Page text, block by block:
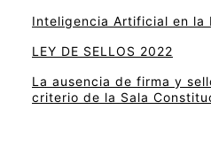
Inteligencia Artificial en la
LEY DE SELLOS 2022
La ausencia de firma y
criterio de la Sala